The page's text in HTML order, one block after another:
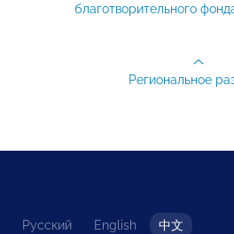
благотворительного
Региональное
Русский English 中文